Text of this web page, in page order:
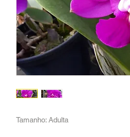
Tamanho: Adulta